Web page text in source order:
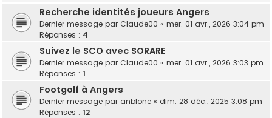
Recherche identités joueurs Angers
Dernier message par Claude00 « mer. 01 avr., 2026 3:04 pm
Réponses : 4
Suivez le SCO avec SORARE
Dernier message par Claude00 « mer. 01 avr., 2026 3:03 pm
Réponses : 1
Footgolf à Angers
Dernier message par anblone « dim. 28 déc., 2025 3:08 pm
Réponses : 12